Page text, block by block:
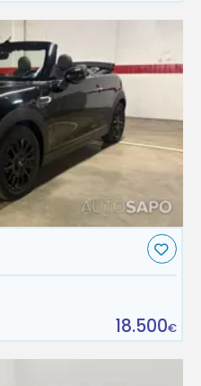
18.500€